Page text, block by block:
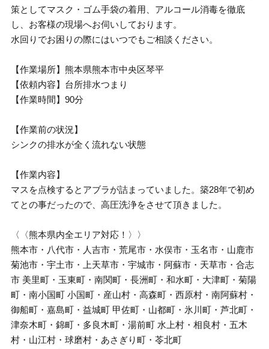
策としてマスク・ゴム手袋の着用、アルコール消毒を徹底
し、お客様の現場へお伺いしております。
水回りでお困りの際にはいつでもご相談ください。
【作業場所】熊本県熊本市中央区琴平
【依頼内容】台所排水つまり
【作業時間】90分
【作業前の状況】
シンクの排水が全く流れない状態
【作業内容】
マスを点検するとアブラが詰まっていました。築28年で初め
てとの事だったので、高圧洗浄をさせて頂きました。
〈〈熊本県内全エリア対応！〉〉
熊本市・八代市・人吉市・荒尾市・水俣市・玉名市・山鹿市
菊池市・宇土市・上天草市・宇城市・阿蘇市・天草市・合志
市 美里町・玉東町・南関町・長洲町・和水町・大津町・菊陽
町・南小国町 小国町・産山村・高森町・西原村・南阿蘇村・
御船町・嘉島町・益城町 甲佐町・山都町・氷川町・芦北町・
津奈木町・錦町・多良木町・湯前町 水上村・相良村・五木
村・山江村・球磨村・あさぎり町・苓北町